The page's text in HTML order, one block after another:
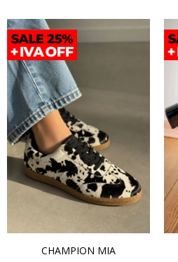
CHAMPION MIA